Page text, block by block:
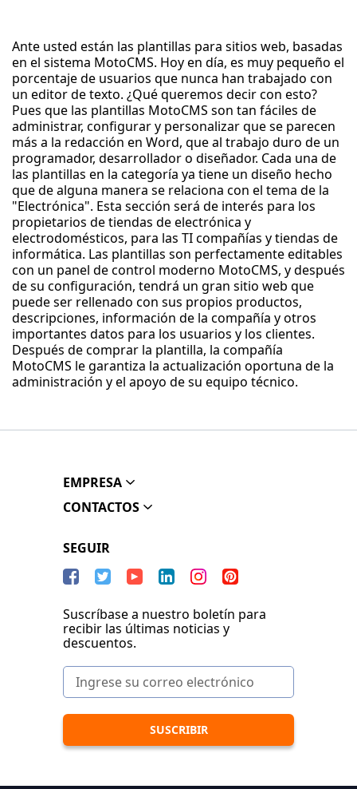
Ante usted están las plantillas para sitios web, basadas
en el sistema MotoCMS. Hoy en día, es muy pequeño el
porcentaje de usuarios que nunca han trabajado con
un editor de texto. ¿Qué queremos decir con esto?
Pues que las plantillas MotoCMS son tan fáciles de
administrar, configurar y personalizar que se parecen
más a la redacción en Word, que al trabajo duro de un
programador, desarrollador o diseñador. Cada una de
las plantillas en la categoría ya tiene un diseño hecho
que de alguna manera se relaciona con el tema de la
"Electrónica". Esta sección será de interés para los
propietarios de tiendas de electrónica y
electrodomésticos, para las TI compañías y tiendas de
informática. Las plantillas son perfectamente editables
con un panel de control moderno MotoCMS, y después
de su configuración, tendrá un gran sitio web que
puede ser rellenado con sus propios productos,
descripciones, información de la compañía y otros
importantes datos para los usuarios y los clientes.
Después de comprar la plantilla, la compañía
MotoCMS le garantiza la actualización oportuna de la
administración y el apoyo de su equipo técnico.
EMPRESA
CONTACTOS
SEGUIR
Suscríbase a nuestro boletín para
recibir las últimas noticias y
descuentos.